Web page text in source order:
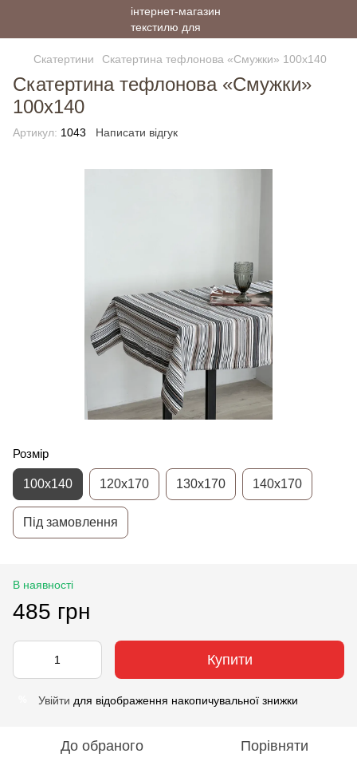
Скатертини Скатертина тефлонова «Смужки» 100х140
Скатертина тефлонова «Смужки»
100х140
Артикул: 1043 Написати відгук
Розмір
100х140 120х170 130х170 140х170
Під замовлення
В наявності
485 грн
Купити
Увійти для відображення накопичувальної знижки
До обраного Порівняти